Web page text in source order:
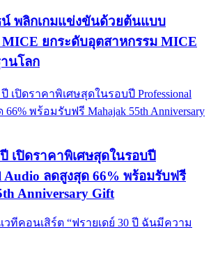
น์ พลิกเกมแข่งขันด้วยต้นแบบ
MICE ยกระดับอุตสาหกรรม MICE
นโลก
เปิดราคาพิเศษสุดในรอบปี
Audio ลดสูงสุด 66% พร้อมรับฟรี
Anniversary Gift